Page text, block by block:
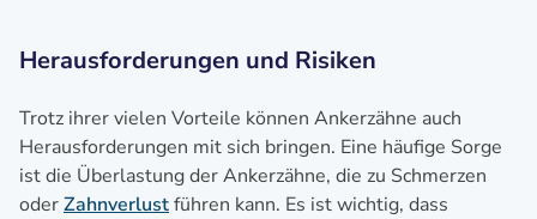
Herausforderungen und Risiken
Trotz ihrer vielen Vorteile können Ankerzähne auch
Herausforderungen mit sich bringen. Eine häufige Sorge
ist die Überlastung der Ankerzähne, die zu Schmerzen
oderZahnverlustführen kann. Es ist wichtig, dass